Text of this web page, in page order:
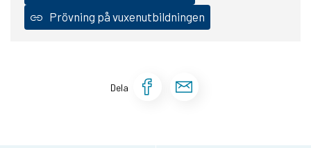
Prövning på vuxenutbildningen
Dela Dela sidan på